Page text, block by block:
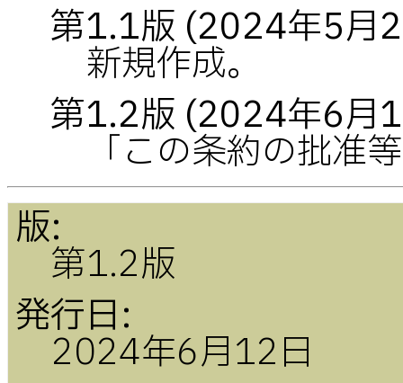
第1.1版 (2024年5月
新規作成。
第1.2版 (2024年6月
「この条約の批准
版:
第1.2版
発行日:
2024年6月12日